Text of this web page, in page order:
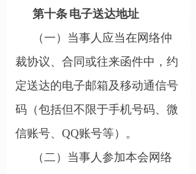
第十条电子送达地址
（一）当事人应当在网络仲
裁协议、合同或往来函件中，约
定送达的电子邮箱及移动通信号
码（包括但不限于手机号码、微
信账号、 QQ账号等）。
（二）当事人参加本会网络